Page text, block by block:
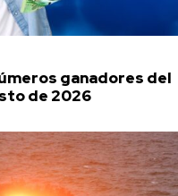
ganadores del
de 2026